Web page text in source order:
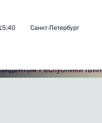
открытии
Санкт-Петербург